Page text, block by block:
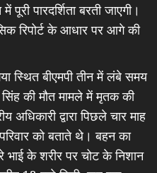
पारदर्शिता बरती जाएगी।
रिपोर्ट के आधार पर आगे की
स्थित बीएमपी तीन में लंबे समय
की मौत मामले में मृतक की
द्वारा पिछले चार माह
को बताते थे। बहन का
भाई के शरीर पर चोट के निशान